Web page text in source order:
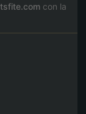
con la